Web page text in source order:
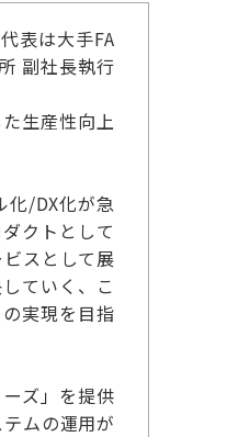
表は大手FA
副社長執行
生産性向上
化/DX化が急
クトとして
スとして展
ていく、こ
実現を目指
ズ」を提供
ムの運用が